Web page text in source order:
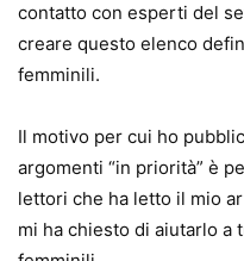
contatto con esperti del
creare questo elenco
femminili.
Il motivo per cui ho
argomenti “in priorità” è
lettori che ha letto il mio
mi ha chiesto di aiutarlo a